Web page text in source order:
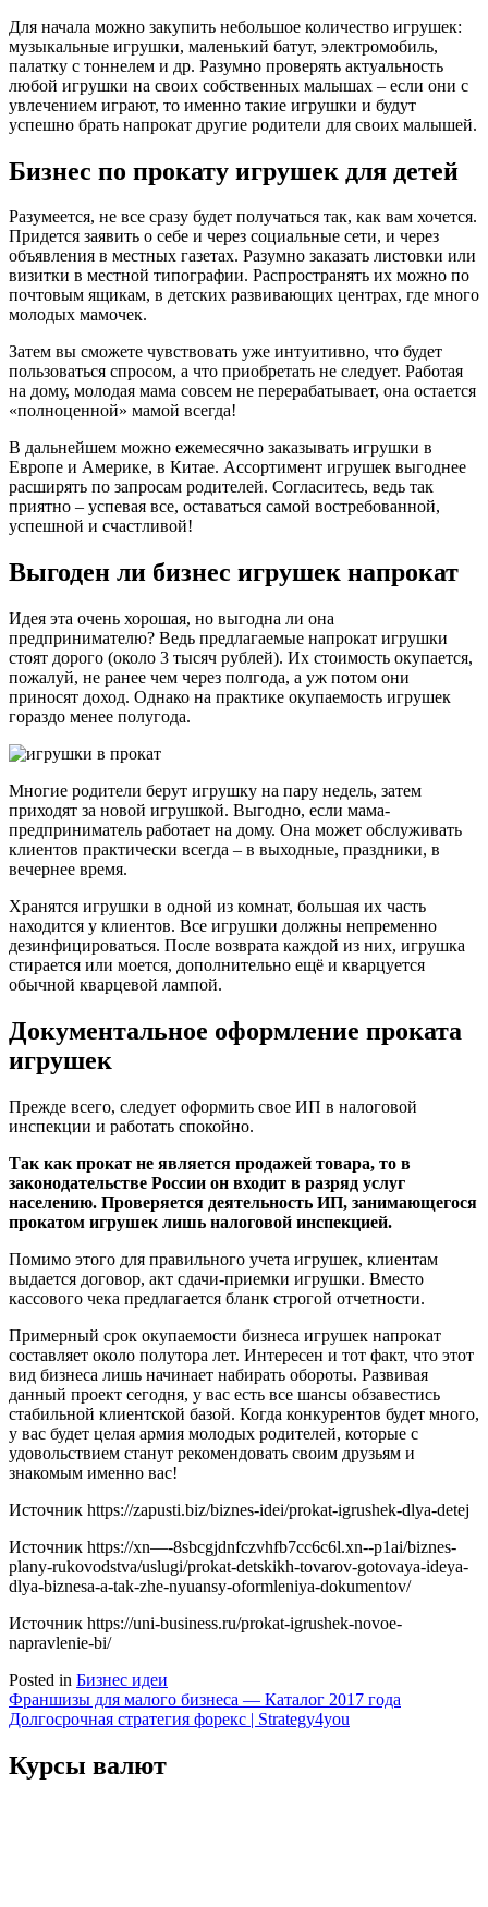
Для начала можно закупить небольшое количество игрушек:
музыкальные игрушки, маленький батут, электромобиль,
палатку с тоннелем и др. Разумно проверять актуальность
любой игрушки на своих собственных малышах – если они с
увлечением играют, то именно такие игрушки и будут
успешно брать напрокат другие родители для своих малышей.
Бизнес по прокату игрушек для детей
Разумеется, не все сразу будет получаться так, как вам хочется.
Придется заявить о себе и через социальные сети, и через
объявления в местных газетах. Разумно заказать листовки или
визитки в местной типографии. Распространять их можно по
почтовым ящикам, в детских развивающих центрах, где много
молодых мамочек.
Затем вы сможете чувствовать уже интуитивно, что будет
пользоваться спросом, а что приобретать не следует. Работая
на дому, молодая мама совсем не перерабатывает, она остается
«полноценной» мамой всегда!
В дальнейшем можно ежемесячно заказывать игрушки в
Европе и Америке, в Китае. Ассортимент игрушек выгоднее
расширять по запросам родителей. Согласитесь, ведь так
приятно – успевая все, оставаться самой востребованной,
успешной и счастливой!
Выгоден ли бизнес игрушек напрокат
Идея эта очень хорошая, но выгодна ли она
предпринимателю? Ведь предлагаемые напрокат игрушки
стоят дорого (около 3 тысяч рублей). Их стоимость окупается,
пожалуй, не ранее чем через полгода, а уж потом они
приносят доход. Однако на практике окупаемость игрушек
гораздо менее полугода.
Многие родители берут игрушку на пару недель, затем
приходят за новой игрушкой. Выгодно, если мама-
предприниматель работает на дому. Она может обслуживать
клиентов практически всегда – в выходные, праздники, в
вечернее время.
Хранятся игрушки в одной из комнат, большая их часть
находится у клиентов. Все игрушки должны непременно
дезинфицироваться. После возврата каждой из них, игрушка
стирается или моется, дополнительно ещё и кварцуется
обычной кварцевой лампой.
Документальное оформление проката
игрушек
Прежде всего, следует оформить свое ИП в налоговой
инспекции и работать спокойно.
Так как прокат не является продажей товара, то в
законодательстве России он входит в разряд услуг
населению. Проверяется деятельность ИП, занимающегося
прокатом игрушек лишь налоговой инспекцией.
Помимо этого для правильного учета игрушек, клиентам
выдается договор, акт сдачи-приемки игрушки. Вместо
кассового чека предлагается бланк строгой отчетности.
Примерный срок окупаемости бизнеса игрушек напрокат
составляет около полутора лет. Интересен и тот факт, что этот
вид бизнеса лишь начинает набирать обороты. Развивая
данный проект сегодня, у вас есть все шансы обзавестись
стабильной клиентской базой. Когда конкурентов будет много,
у вас будет целая армия молодых родителей, которые с
удовольствием станут рекомендовать своим друзьям и
знакомым именно вас!
Источник https://zapusti.biz/biznes-idei/prokat-igrushek-dlya-detej
Источник https://xn—-8sbcgjdnfczvhfb7cc6c6l.xn--p1ai/biznes-
plany-rukovodstva/uslugi/prokat-detskikh-tovarov-gotovaya-ideya-
dlya-biznesa-a-tak-zhe-nyuansy-oformleniya-dokumentov/
Источник https://uni-business.ru/prokat-igrushek-novoe-
napravlenie-bi/
Posted in Бизнес идеи
Навигация
по
записям
Франшизы для малого бизнеса — Каталог 2017 года
Долгосрочная стратегия форекс | Strategy4you
Курсы валют